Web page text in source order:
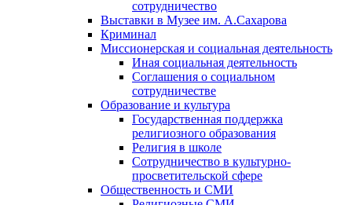
сотрудничество
Выставки в Музее им. А.Сахарова
Криминал
Миссионерская и социальная деятельность
Иная социальная деятельность
Соглашения о социальном
сотрудничестве
Образование и культура
Государственная поддержка
религиозного образования
Религия в школе
Сотрудничество в культурно-
просветительской сфере
Общественность и СМИ